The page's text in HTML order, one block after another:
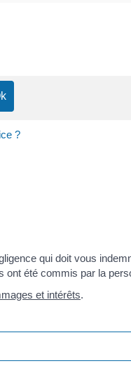
?
qui doit vous
été commis par la
et intérêts.